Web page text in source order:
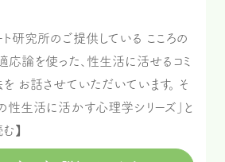
研究所のご提供している こころの
応論を使った、性生活に活せるコミ
お話させていただいています。 そ
性生活に活かす心理学シリーズ」と
】